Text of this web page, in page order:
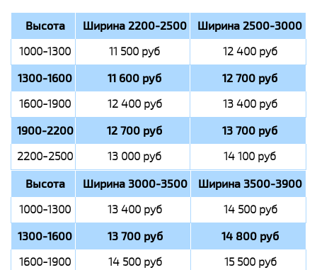
Высота Ширина 2200-2500 Ширина 2500-3000
1000-1300 11 500 руб 12 400 руб
1300-1600 11 600 руб 12 700 руб
1600-1900 12 400 руб 13 400 руб
1900-2200 12 700 руб 13 700 руб
2200-2500 13 000 руб 14 100 руб
Высота Ширина 3000-3500 Ширина 3500-3900
1000-1300 13 400 руб 14 500 руб
1300-1600 13 700 руб 14 800 руб
1600-1900 14 500 руб 15 500 руб